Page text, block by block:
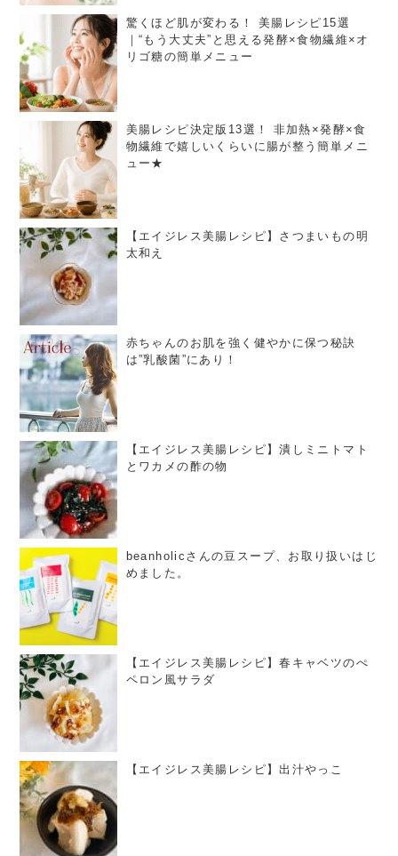
驚くほど肌が変わる！ 美腸レシピ15選
｜“もう大丈夫”と思える発酵×食物繊維×オ
リゴ糖の簡単メニュー
美腸レシピ決定版13選！ 非加熱×発酵×食
物繊維で嬉しいくらいに腸が整う簡単メニ
ュー★
【エイジレス美腸レシピ】さつまいもの明
太和え
赤ちゃんのお肌を強く健やかに保つ秘訣
は”乳酸菌”にあり！
【エイジレス美腸レシピ】潰しミニトマト
とワカメの酢の物
beanholicさんの豆スープ、お取り扱いはじ
めました。
【エイジレス美腸レシピ】春キャベツのぺ
ペロン風サラダ
【エイジレス美腸レシピ】出汁やっこ